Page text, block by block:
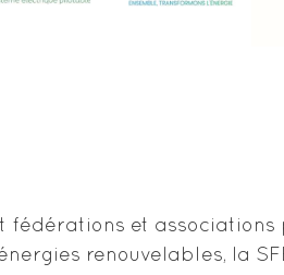
et associations
renouvelables, la